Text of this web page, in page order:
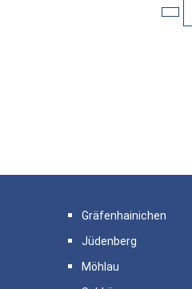
Gräfenhainichen
Jüdenberg
Möhlau